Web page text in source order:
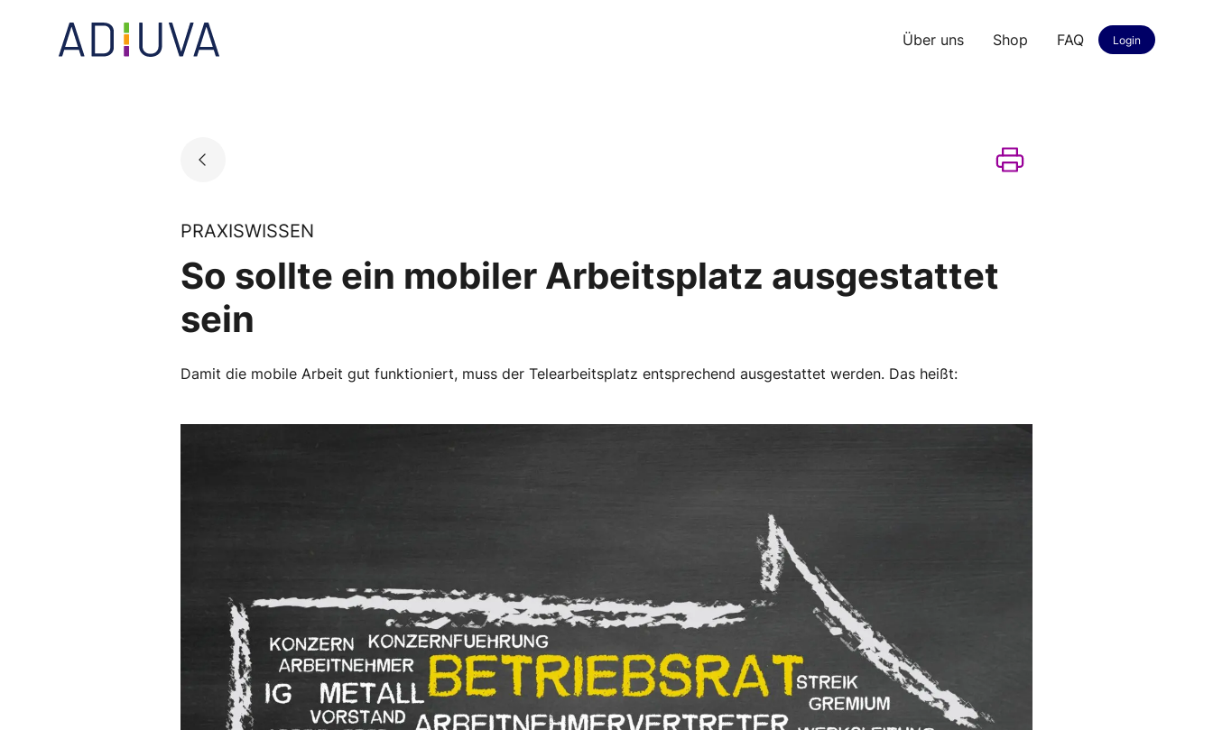
Go to landing page. Über uns Shop FAQ Login
PRAXISWISSEN
So sollte ein mobiler Arbeitsplatz ausgestattet
sein
Damit die mobile Arbeit gut funktioniert, muss der Telearbeitsplatz entsprechend ausgestattet werden. Das heißt: